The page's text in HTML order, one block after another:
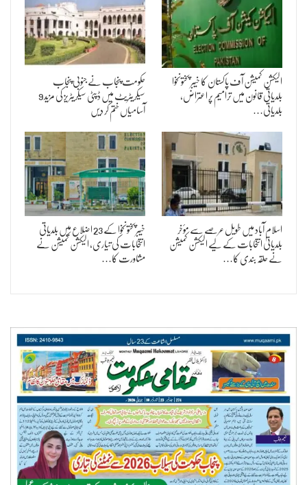
الیکشن کمیشن آف پاکستان کا خیبر پختونخوا
بلدیاتی قانون میں ترامیم پر اعتراض،
بلدیاتی…
حکومت پنجاب نے جنوبی پنجاب
سیکریٹریٹ میں ڈپٹی سیکریٹریز کی مزید 9
آسامیاں ختم کر دیں
اسلام آباد میں طویل عرصے سے مؤخر
بلدیاتی انتخابات کے لیے الیکشن کمیشن
نے حلقہ بندی کا…
خیبرپختونخوا کے 23 اضلاع میں بلدیاتی
انتخابات کی تیاری، الیکشن کمیشن نے
مشاورت کا…